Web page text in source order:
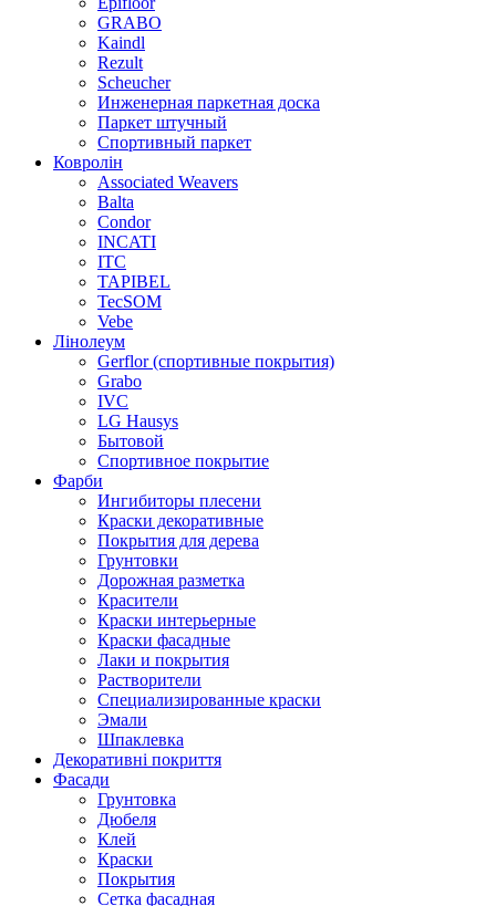
GRABO
Kaindl
Rezult
Scheucher
Инженерная паркетная доска
Паркет штучный
Спортивный паркет
Ковролін
Associated Weavers
Balta
Condor
INCATI
ITC
TAPIBEL
TecSOM
Vebe
Лінолеум
Gerflor (спортивные покрытия)
Grabo
IVC
LG Hausys
Бытовой
Спортивное покрытие
Фарби
Ингибиторы плесени
Краски декоративные
Покрытия для дерева
Грунтовки
Дорожная разметка
Красители
Краски интерьерные
Краски фасадные
Лаки и покрытия
Растворители
Специализированные краски
Эмали
Шпаклевка
Декоративні покриття
Фасади
Грунтовка
Дюбеля
Клей
Краски
Покрытия
Сетка фасадная